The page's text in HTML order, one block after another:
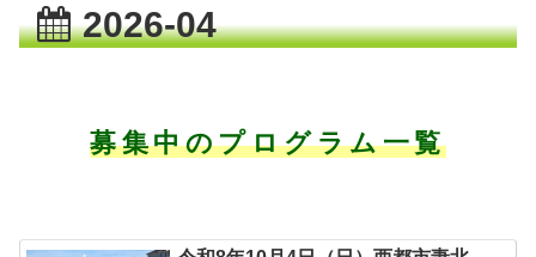
2026-04
募集中のプログラム一覧